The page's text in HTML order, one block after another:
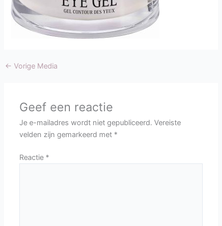
← Vorige Media
Geef een reactie
Je e-mailadres wordt niet gepubliceerd. Vereiste
velden zijn gemarkeerd met *
Reactie *